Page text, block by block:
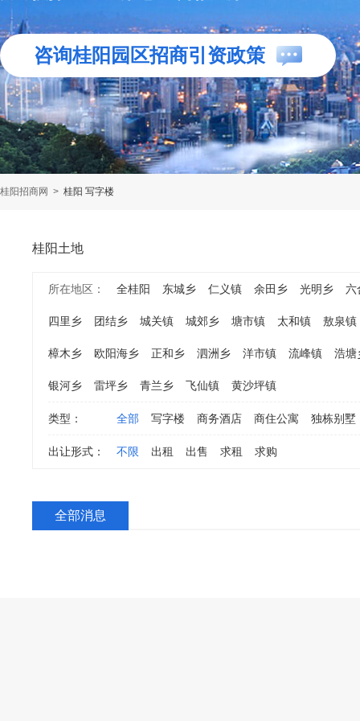
咨询桂阳园区招商引资政策
桂阳招商网 > 桂阳 写字楼
桂阳土地
所在地区： 全桂阳 东城乡 仁义镇 余田乡 光明乡 六
四里乡 团结乡 城关镇 城郊乡 塘市镇 太和镇 敖泉镇
樟木乡 欧阳海乡 正和乡 泗洲乡 洋市镇 流峰镇 浩塘
银河乡 雷坪乡 青兰乡 飞仙镇 黄沙坪镇
类型： 全部 写字楼 商务酒店 商住公寓 独栋别墅
出让形式： 不限 出租 出售 求租 求购
全部消息